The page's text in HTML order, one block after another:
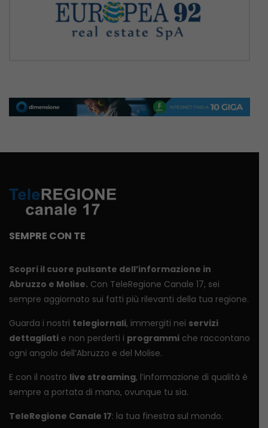
SEMPRE CON TE
Scopri il cuore pulsante dell’informazione in
Abruzzo e Molise. Con TeleRegione Canale 17, sei
sempre aggiornato sui fatti più rilevanti della tua regione.
Guarda i nostri telegiornali, immergiti nei servizi
dettagliati e non perderti i programmi che raccontano
ogni angolo dell’Abruzzo e del Molise.
E con il nostro live streaming, l’informazione di qualità è
sempre a portata di mano, ovunque tu sia.
TeleRegione Canale 17: la tua finestra sul mondo.